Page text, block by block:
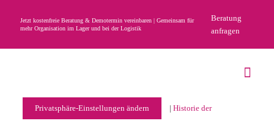
Jetzt kostenfreie Beratung & Demotermin vereinbaren | Gemeinsam für
mehr Organisation im Lager und bei der Logistik
Beratung
anfragen
Privatsphäre-Einstellungen ändern | Historie der